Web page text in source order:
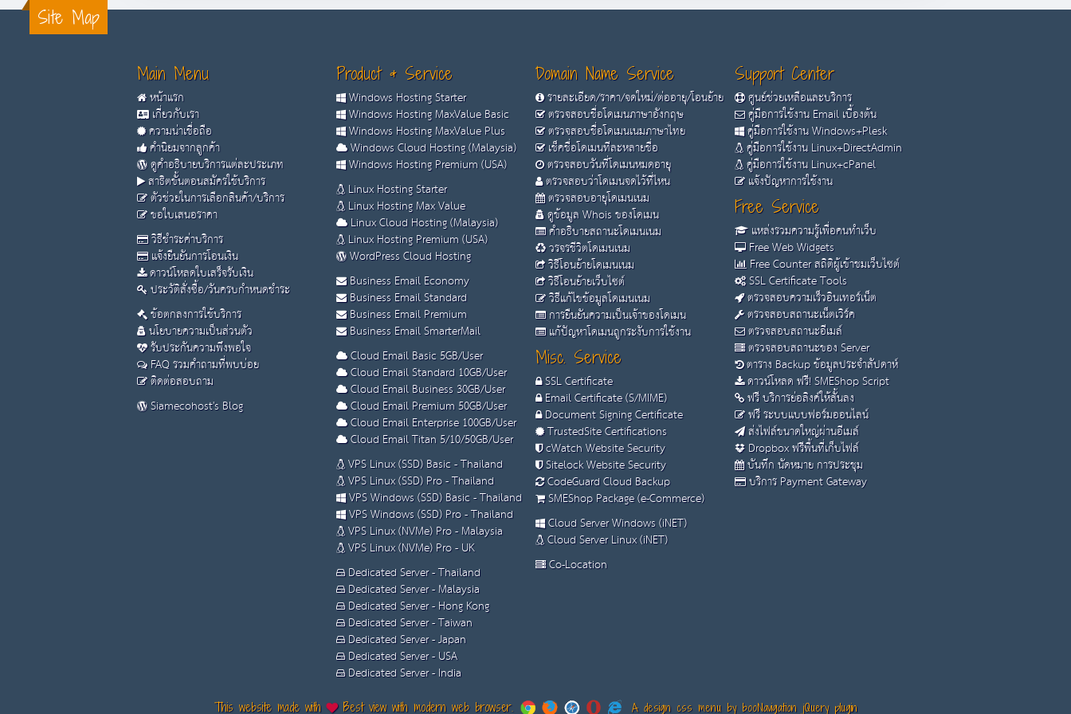
Site Map
Main Menu
หน้าแรก
เกี่ยวกับเรา
ความน่าเชื่อถือ
คำนิยมจากลูกค้า
ดูคำอธิบายบริการแต่ละประเภท
สาธิตขั้นตอนสมัครใช้บริการ
ตัวช่วยในการเลือกสินค้า/บริการ
ขอใบเสนอราคา
วิธีชำระค่าบริการ
แจ้งยืนยันการโอนเงิน
ดาวน์โหลดใบเสร็จรับเงิน
ประวัติสั่งซื้อ/วันครบกำหนดชำระ
ข้อตกลงการใช้บริการ
นโยบายความเป็นส่วนตัว
รับประกันความพึงพอใจ
FAQ รวมคำถามที่พบบ่อย
ติดต่อสอบถาม
Siamecohost's Blog
Product & Service
Windows Hosting Starter
Windows Hosting MaxValue Basic
Windows Hosting MaxValue Plus
Windows Cloud Hosting (Malaysia)
Windows Hosting Premium (USA)
Linux Hosting Starter
Linux Hosting Max Value
Linux Cloud Hosting (Malaysia)
Linux Hosting Premium (USA)
WordPress Cloud Hosting
Business Email Economy
Business Email Standard
Business Email Premium
Business Email SmarterMail
Cloud Email Basic 5GB/User
Cloud Email Standard 10GB/User
Cloud Email Business 30GB/User
Cloud Email Premium 50GB/User
Cloud Email Enterprise 100GB/User
Cloud Email Titan 5/10/50GB/User
VPS Linux (SSD) Basic - Thailand
VPS Linux (SSD) Pro - Thailand
VPS Windows (SSD) Basic - Thailand
VPS Windows (SSD) Pro - Thailand
VPS Linux (NVMe) Pro - Malaysia
VPS Linux (NVMe) Pro - UK
Dedicated Server - Thailand
Dedicated Server - Malaysia
Dedicated Server - Hong Kong
Dedicated Server - Taiwan
Dedicated Server - Japan
Dedicated Server - USA
Dedicated Server - India
Domain Name Service
รายละเอียด/ราคา/จดใหม่/ต่ออายุ/โอนย้าย
ตรวจสอบชื่อโดเมนภาษาอังกฤษ
ตรวจสอบชื่อโดเมนเนมภาษาไทย
เช็คชื่อโดเมนทีละหลายชื่อ
ตรวจสอบวันที่โดเมนหมดอายุ
ตรวจสอบว่าโดเมนจดไว้ที่ไหน
ตรวจสอบอายุโดเมนเนม
ดูข้อมูล Whois ของโดเมน
คำอธิบายสถานะโดเมนเนม
วรจรชีวิตโดเมนเนม
วิธีโอนย้ายโดเมนเนม
วิธีโอนย้ายเว็บไซต์
วิธีแก้ไขข้อมูลโดเมนเนม
การยืนยันความเป็นเจ้าของโดเมน
แก้ปัญหาโดเมนถูกระงับการใช้งาน
Misc. Service
SSL Certificate
Email Certificate (S/MIME)
Document Signing Certificate
TrustedSite Certifications
cWatch Website Security
Sitelock Website Security
CodeGuard Cloud Backup
SMEShop Package (e-Commerce)
Cloud Server Windows (iNET)
Cloud Server Linux (iNET)
Co-Location
Support Center
ศูนย์ช่วยเหลือและบริการ
คู่มือการใช้งาน Email เบื้องต้น
คู่มือการใช้งาน Windows+Plesk
คู่มือการใช้งาน Linux+DirectAdmin
คู่มือการใช้งาน Linux+cPanel
แจ้งปัญหาการใช้งาน
Free Service
แหล่งรวมความรู้เพื่อคนทำเว็บ
Free Web Widgets
Free Counter สถิติผู้เข้าชมเว็บไซต์
SSL Certificate Tools
ตรวจสอบความเร็วอินเทอร์เน็ต
ตรวจสอบสถานะเน็ตเวิร์ค
ตรวจสอบสถานะอีเมล์
ตรวจสอบสถานะของ Server
ตาราง Backup ข้อมูลประจำสัปดาห์
ดาวน์โหลด ฟรี! SMEShop Script
ฟรี บริการย่อลิงค์ให้สั้นลง
ฟรี ระบบแบบฟอร์มออนไลน์
ส่งไฟล์ขนาดใหญ่ผ่านอีเมล์
Dropbox ฟรีพื้นที่เก็บไฟล์
บันทึก นัดหมาย การประชุม
บริการ Payment Gateway
This website made with Best view with modern web browser. A design css menu by booNavigation jQuery plugin